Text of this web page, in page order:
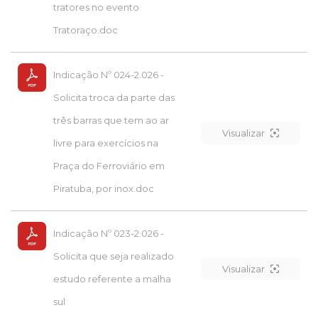
tratores no evento
Tratoraço.doc
Indicação Nº 024-2.026 -
Solicita troca da parte das
três barras que tem ao ar
livre para exercícios na
Praça do Ferroviário em
Piratuba, por inox.doc
Visualizar
Indicação Nº 023-2.026 -
Solicita que seja realizado
estudo referente a malha
sul
Visualizar